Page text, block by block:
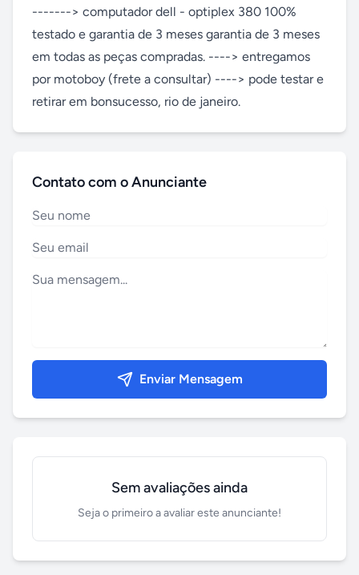
-------> computador dell - optiplex 380 100%
testado e garantia de 3 meses garantia de 3 meses
em todas as peças compradas. ----> entregamos
por motoboy (frete a consultar) ----> pode testar e
retirar em bonsucesso, rio de janeiro.
Contato com o Anunciante
Enviar Mensagem
Sem avaliações ainda
Seja o primeiro a avaliar este anunciante!